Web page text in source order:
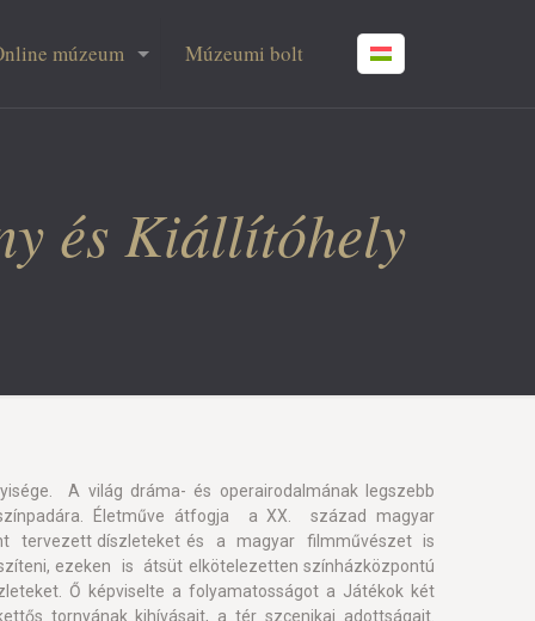
múzeum Múzeumi bolt
és Kiállítóhely
A világ dráma- és operairodalmának legszebb
Életműve átfogja a XX. század magyar
tervezett díszleteket és a magyar filmművészet is
ezeken is átsüt elkötelezetten színházközpontú
Ő képviselte a folyamatosságot a Játékok két
tornyának kihívásait, a tér szcenikai adottságait.